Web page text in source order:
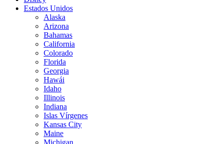
Estados Unidos
Alaska
Arizona
Bahamas
California
Colorado
Florida
Georgia
Hawái
Idaho
Illinois
Indiana
Islas Vírgenes
Kansas City
Maine
Michigan